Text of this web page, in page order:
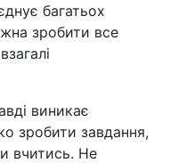
багатьох
зробити все
виникає
зробити завдання,
вчитись. Не